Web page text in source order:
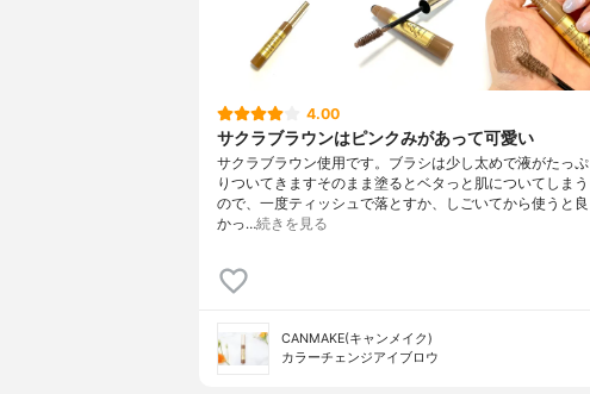
4.00
サクラブラウンはピンクみがあって可愛い
サクラブラウン使用です。ブラシは少し太めで液がたっぷ
りついてきますそのまま塗るとベタっと肌についてしまう
ので、一度ティッシュで落とすか、しごいてから使うと良
かっ…続きを見る
CANMAKE(キャンメイク)
カラーチェンジアイブロウ